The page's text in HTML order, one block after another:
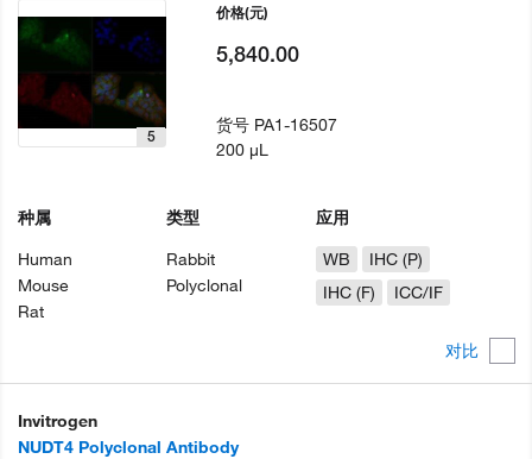
对比
5
种属
Human
Mouse
Rat
类型
Rabbit
Polyclonal
应用
WB
IHC (P)
IHC (F)
ICC/IF
价格(元)
5,840.00
货号 PA1-16507
200 µL
Invitrogen
NUDT4 Polyclonal Antibody